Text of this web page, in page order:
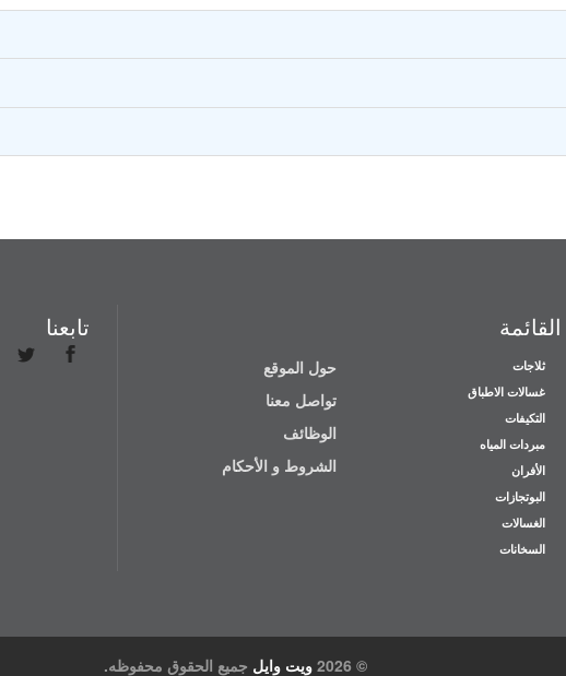
القائمة
ثلاجات
غسالات الاطباق
التكيفات
مبردات المياه
الأفران
البوتجازات
الغسالات
السخانات
حول الموقع
تواصل معنا
الوظائف
الشروط و الأحكام
تابعنا
© 2026 ويت وايل جميع الحقوق محفوظه.